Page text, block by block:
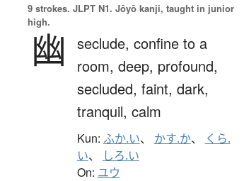
9 strokes. JLPT N1. Jōyō kanji, taught in junior
high.
幽 seclude, confine to a
room, deep, profound,
secluded, faint, dark,
tranquil, calm
Kun: ふか.い、 かす.か、
くら.
い、 しろ.い
On: ユウ